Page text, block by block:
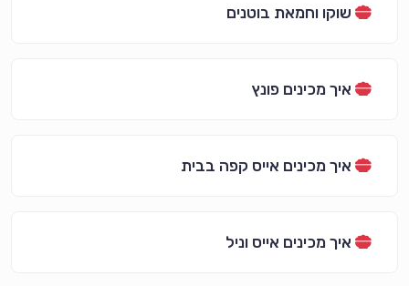
שוקו וחמאת בוטנים
איך מכינים פונץ
איך מכינים אייס קפה בבית
איך מכינים אייס וניל